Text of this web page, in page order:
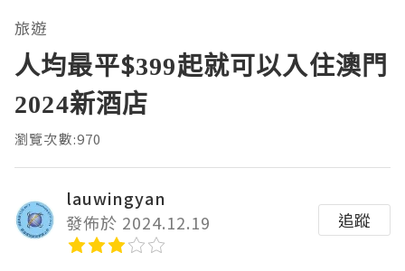
旅遊
人均最平$399起就可以入住澳門
2024新酒店
瀏覽次數:970
lauwingyan
發佈於 2024.12.19
追蹤